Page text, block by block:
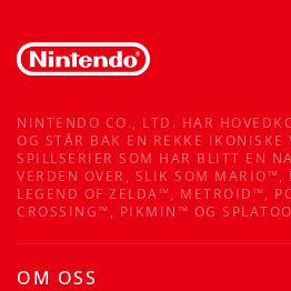
NINTENDO CO., LTD. HAR
OG STÅR BAK EN REKKE IKONISKE
SPILLSERIER SOM HAR BLITT EN
VERDEN OVER, SLIK SOM MARIO™,
LEGEND OF ZELDA™, METROID™,
CROSSING™, PIKMIN™ OG
OM OSS